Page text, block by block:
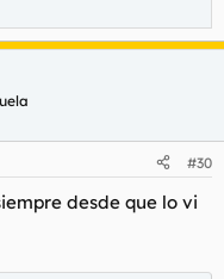
#30
desde que lo vi